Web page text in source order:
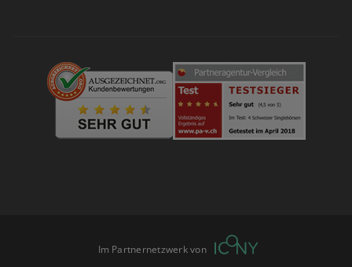
Im Partnernetzwerk von